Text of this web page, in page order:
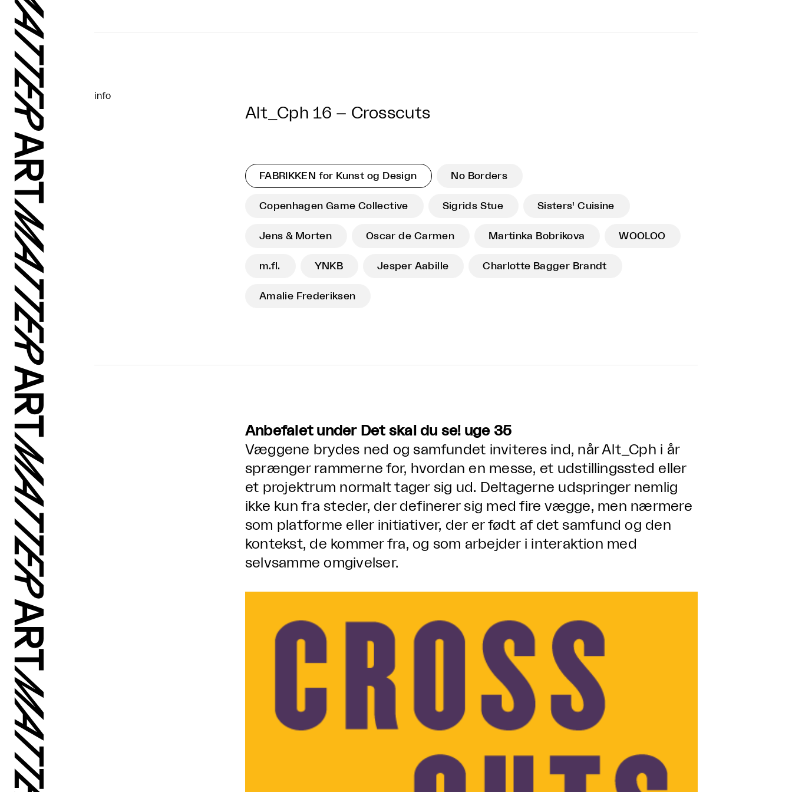
info
Alt_Cph 16 – Crosscuts
FABRIKKEN for Kunst og Design No Borders
Copenhagen Game Collective Sigrids Stue Sisters' Cuisine
Jens & Morten Oscar de Carmen Martinka Bobrikova WOOLOO
m.fl. YNKB Jesper Aabille Charlotte Bagger Brandt
Amalie Frederiksen
Anbefalet under Det skal du se! uge 35
Væggene brydes ned og samfundet inviteres ind, når Alt_Cph i år
sprænger rammerne for, hvordan en messe, et udstillingssted eller
et projektrum normalt tager sig ud. Deltagerne udspringer nemlig
ikke kun fra steder, der definerer sig med fire vægge, men nærmere
som platforme eller initiativer, der er født af det samfund og den
kontekst, de kommer fra, og som arbejder i interaktion med
selvsamme omgivelser.